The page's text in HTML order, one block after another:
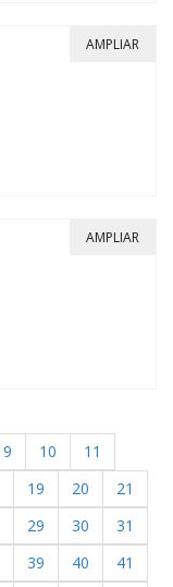
AMPLIAR
AMPLIAR
9 10
11
19 20
21
29 30
31
39 40
41